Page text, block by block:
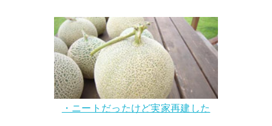
・ニートだったけど実家再建した